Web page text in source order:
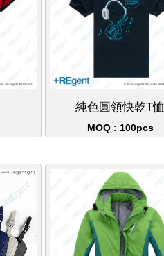
純色圓領快乾T恤
MOQ : 100pcs